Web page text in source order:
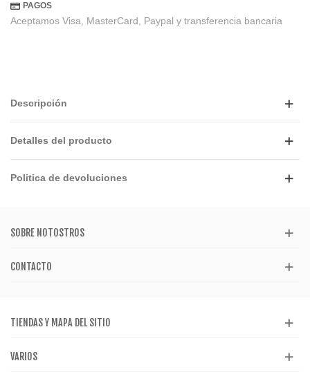
PAGOS
Aceptamos Visa, MasterCard, Paypal y transferencia bancaria
Descripción
Detalles del producto
Politica de devoluciones
SOBRE NOTOSTROS
CONTACTO
TIENDAS Y MAPA DEL SITIO
VARIOS